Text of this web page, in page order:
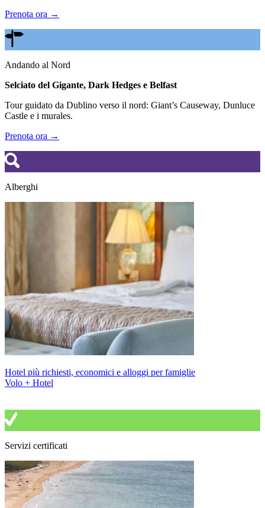
Prenota ora →
Andando al Nord
Selciato del Gigante, Dark Hedges e Belfast
Tour guidato da Dublino verso il nord: Giant’s Causeway, Dunluce
Castle e i murales.
Prenota ora →
Alberghi
Hotel più richiesti, economici e alloggi per famiglie
Volo + Hotel
Servizi certificati